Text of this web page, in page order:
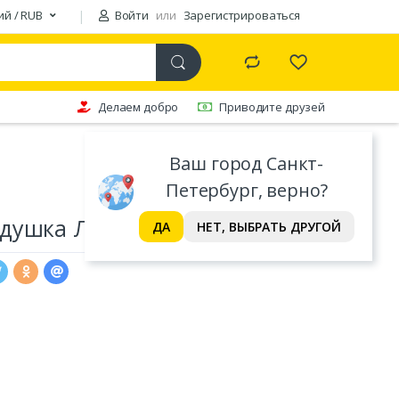
/ RUB Войти или Зарегистрироваться
Ваш город Санкт-
Петербург, верно?
ДА НЕТ, ВЫБРАТЬ ДРУГОЙ
Делаем добро Приводите друзей
Львенок (31х35)